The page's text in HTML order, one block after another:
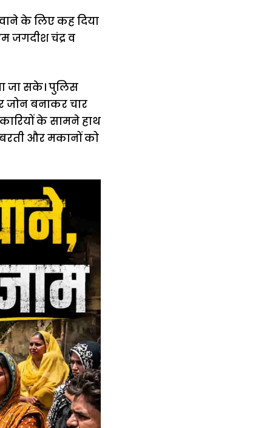
के लिए कह दिया
जगदीश चंद्र व
जा सके। पुलिस
जोन बनाकर चार
के सामने हाथ
और मकानों को